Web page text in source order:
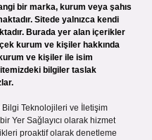
bir marka, kurum veya şahıs
Sitede yalnızca kendi
Burada yer alan içerikler
kurum ve kişiler hakkında
ve kişiler ile isim
bilgiler taslak
Bilgi Teknolojileri ve İletişim
Yer Sağlayıcı olarak hizmet
proaktif olarak denetleme